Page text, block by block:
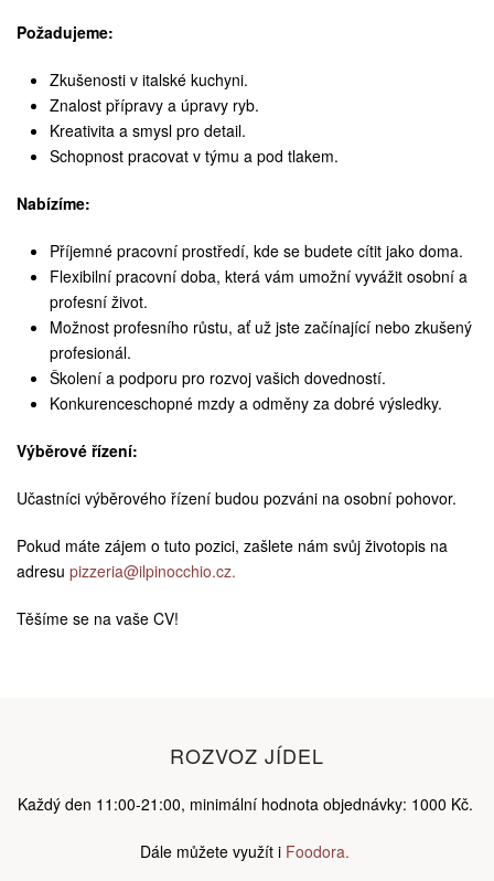
Požadujeme:
Zkušenosti v italské kuchyni.
Znalost přípravy a úpravy ryb.
Kreativita a smysl pro detail.
Schopnost pracovat v týmu a pod tlakem.
Nabízíme:
Příjemné pracovní prostředí, kde se budete cítit jako doma.
Flexibilní pracovní doba, která vám umožní vyvážit osobní a
profesní život.
Možnost profesního růstu, ať už jste začínající nebo zkušený
profesionál.
Školení a podporu pro rozvoj vašich dovedností.
Konkurenceschopné mzdy a odměny za dobré výsledky.
Výběrové řízení:
Učastníci výběrového řízení budou pozváni na osobní pohovor.
Pokud máte zájem o tuto pozici, zašlete nám svůj životopis na
adresu pizzeria@ilpinocchio.cz.
Těšíme se na vaše CV!
ROZVOZ JÍDEL
Každý den 11:00-21:00, minimální hodnota objednávky: 1000 Kč.
Dále můžete využít i Foodora.